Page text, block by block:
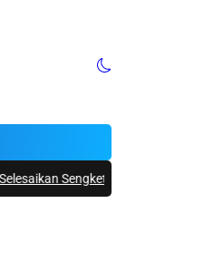
Tanah BWS Papua Barat